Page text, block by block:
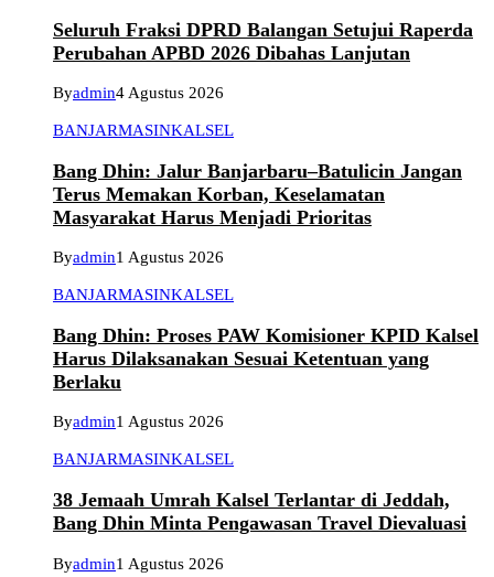
Seluruh Fraksi DPRD Balangan Setujui Raperda
Perubahan APBD 2026 Dibahas Lanjutan
Byadmin4 Agustus 2026
BANJARMASINKALSEL
Bang Dhin: Jalur Banjarbaru–Batulicin Jangan
Terus Memakan Korban, Keselamatan
Masyarakat Harus Menjadi Prioritas
Byadmin1 Agustus 2026
BANJARMASINKALSEL
Bang Dhin: Proses PAW Komisioner KPID Kalsel
Harus Dilaksanakan Sesuai Ketentuan yang
Berlaku
Byadmin1 Agustus 2026
BANJARMASINKALSEL
38 Jemaah Umrah Kalsel Terlantar di Jeddah,
Bang Dhin Minta Pengawasan Travel Dievaluasi
Byadmin1 Agustus 2026